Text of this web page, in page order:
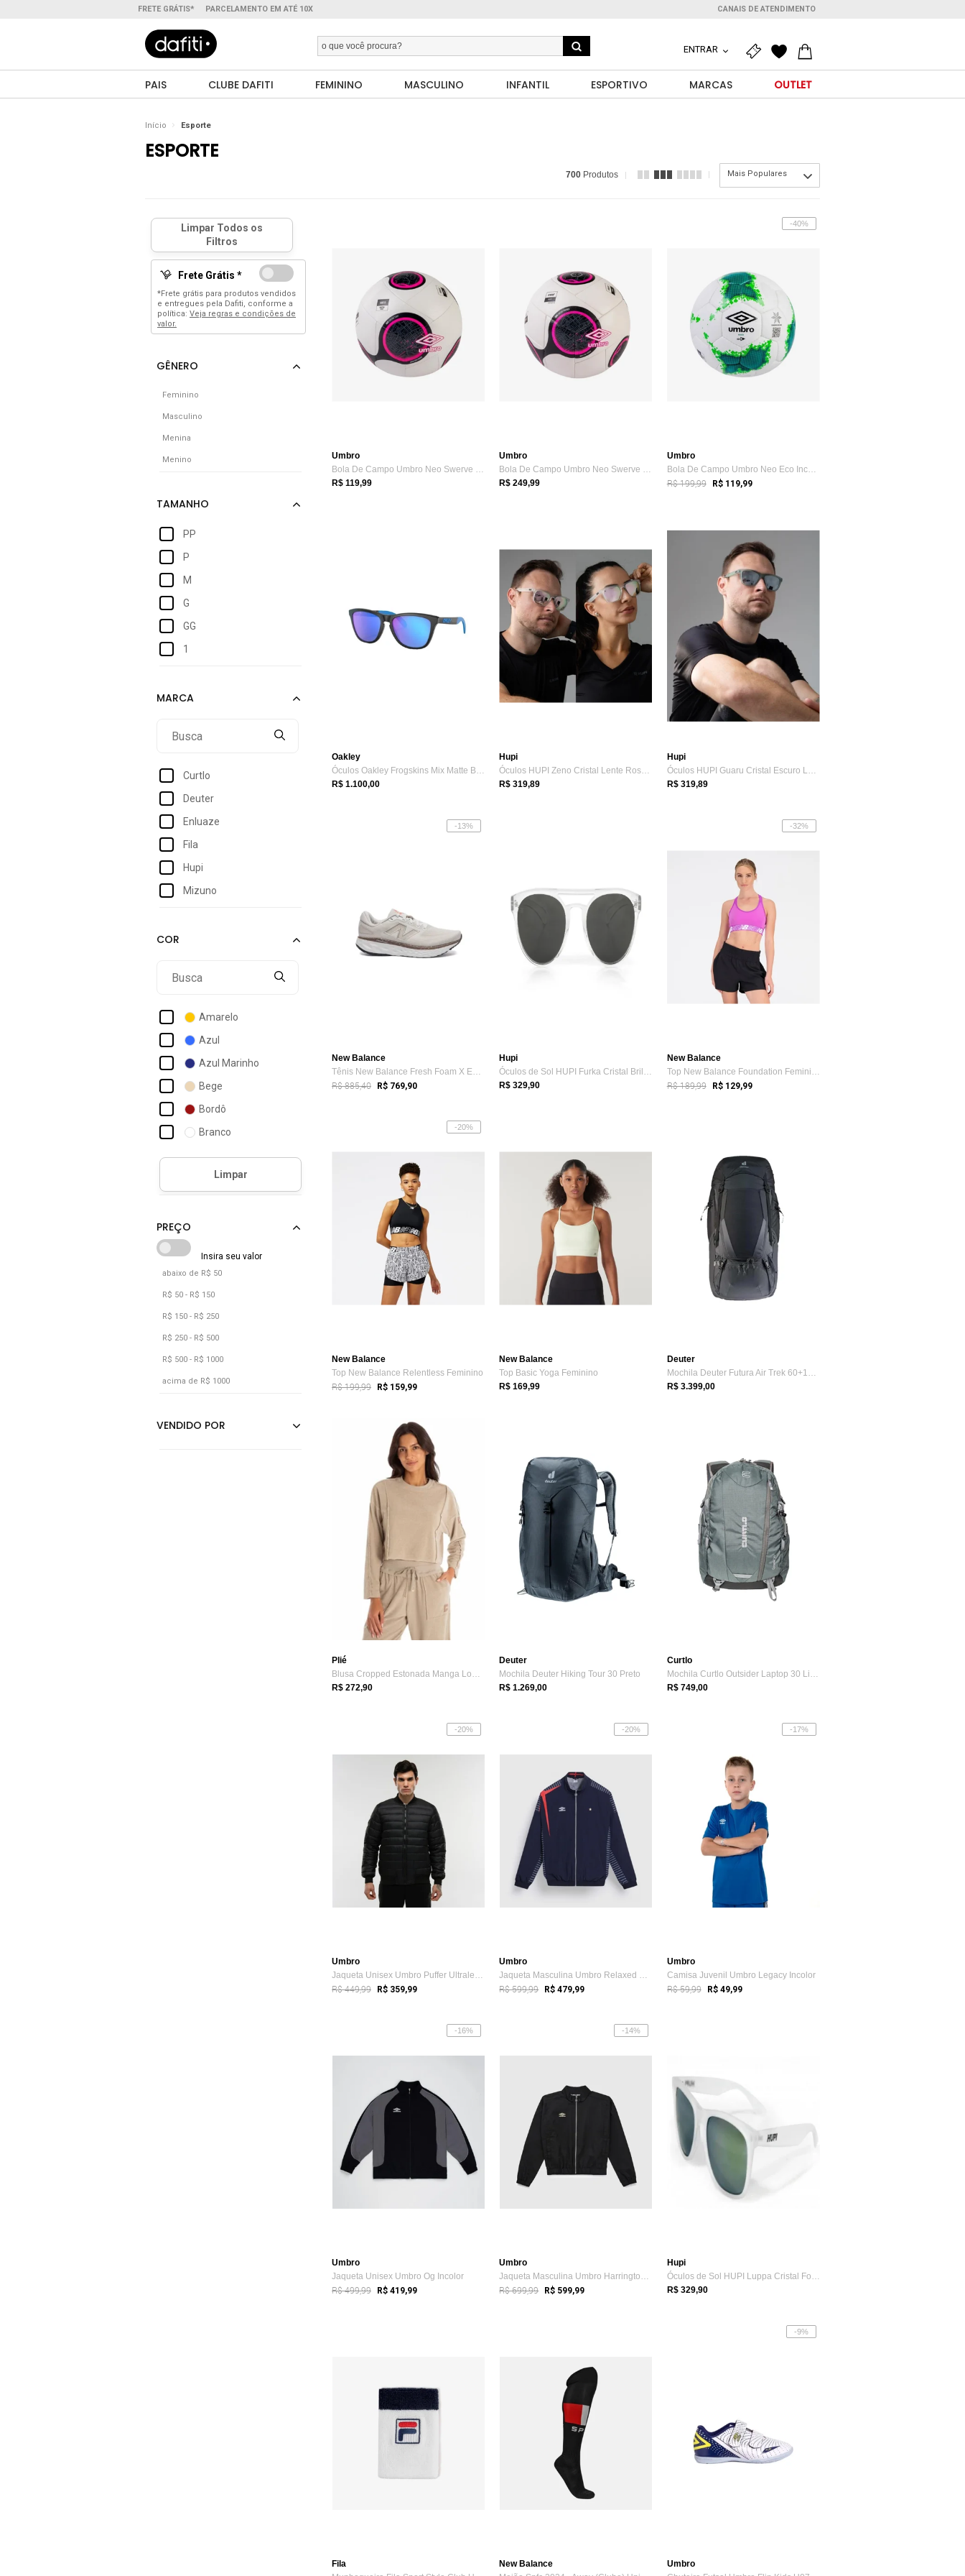
FRETE GRÁTIS* PARCELAMENTO EM ATÉ 10X CANAIS DE ATENDIMENTO
ENTRAR
PAIS CLUBE DAFITI FEMININO MASCULINO INFANTIL ESPORTIVO MARCAS OUTLET
Início Esporte
ESPORTE
700 Produtos Mais Populares
Frete Grátis *
*Frete grátis para produtos vendidos
e entregues pela Dafiti, conforme a
política: Veja regras e condições de
valor.
Feminino
Masculino
Menina
Menino
PP
P
M
G
GG
1
2gg
4G
Curtlo
Deuter
Enluaze
Fila
Hupi
Mizuno
Olympikus
Amarelo
Azul
Azul Marinho
Bege
Bordô
Branco
Bronze
Café
Cinza
Cobra
Cobre
Coral
Cáqui
Dourado
Floral
abaixo de R$ 50
R$ 50 - R$ 150
R$ 150 - R$ 250
R$ 250 - R$ 500
R$ 500 - R$ 1000
acima de R$ 1000
Umbro
Bola De Campo Umbro Neo Swerve Team Fb Incolor
R$ 119,99
Umbro
Bola De Campo Umbro Neo Swerve Premier Fb Incolor
R$ 249,99
-40%
Umbro
Bola De Campo Umbro Neo Eco Incolor
R$ 199,99 R$ 119,99
Oakley
Óculos Oakley Frogskins Mix Matte Black ...
R$ 1.100,00
Hupi
Óculos HUPI Zeno Cristal Lente Rosa Espe...
R$ 319,89
Hupi
Óculos HUPI Guaru Cristal Escuro Lente P...
R$ 319,89
-13%
New Balance
Tênis New Balance Fresh Foam X Evozv4 Of...
R$ 885,40 R$ 769,90
Hupi
Óculos de Sol HUPI Furka Cristal Brilho ...
R$ 329,90
-32%
New Balance
Top New Balance Foundation Feminino
R$ 189,99 R$ 129,99
-20%
New Balance
Top New Balance Relentless Feminino
R$ 199,99 R$ 159,99
New Balance
Top Basic Yoga Feminino
R$ 169,99
Deuter
Mochila Deuter Futura Air Trek 60+10 New Preto
R$ 3.399,00
Plié
Blusa Cropped Estonada Manga Longa Athle...
R$ 272,90
Deuter
Mochila Deuter Hiking Tour 30 Preto
R$ 1.269,00
Curtlo
Mochila Curtlo Outsider Laptop 30 Litros Cinza
R$ 749,00
-20%
Umbro
Jaqueta Unisex Umbro Puffer Ultraleve Incolor
R$ 449,99 R$ 359,99
-20%
Umbro
Jaqueta Masculina Umbro Relaxed Track Incolor
R$ 599,99 R$ 479,99
-17%
Umbro
Camisa Juvenil Umbro Legacy Incolor
R$ 59,99 R$ 49,99
-16%
Umbro
Jaqueta Unisex Umbro Og Incolor
R$ 499,99 R$ 419,99
-14%
Umbro
Jaqueta Masculina Umbro Harrington Incolor
R$ 699,99 R$ 599,99
Hupi
Óculos de Sol HUPI Luppa Cristal Fosco L...
R$ 329,90
Fila
New Balance
-9%
Umbro